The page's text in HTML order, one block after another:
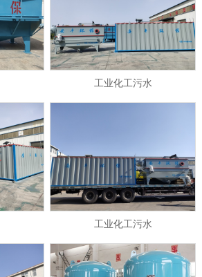
1 \3
工业化工污水
工业化工污水